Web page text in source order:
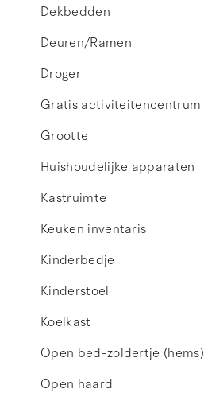
Dekbedden
Deuren/Ramen
Droger
Gratis activiteitencentrum
Grootte
Huishoudelijke apparaten
Kastruimte
Keuken inventaris
Kinderbedje
Kinderstoel
Koelkast
Open bed-zoldertje (hems)
Open haard